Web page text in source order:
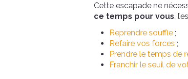
Cette escapade ne
ce temps pour vous ,
Reprendre souffle ;
Refaire vos forces ;
Prendre le temps de
Franchir le seuil de